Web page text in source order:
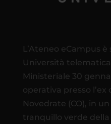
L’Ateneo eCampus
Università
Ministeriale 30
operativa presso l’ex
Novedrate (CO), in
tranquillo verde della